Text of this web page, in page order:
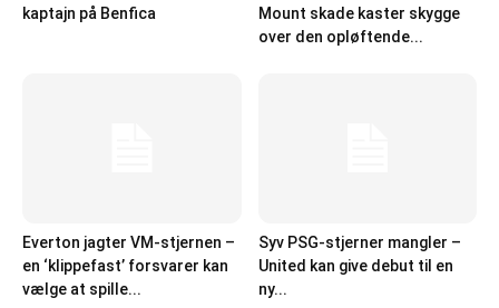
kaptajn på Benfica
Mount skade kaster skygge
over den opløftende...
Everton jagter VM-stjernen –
en ‘klippefast’ forsvarer kan
vælge at spille...
Syv PSG-stjerner mangler –
United kan give debut til en
ny...